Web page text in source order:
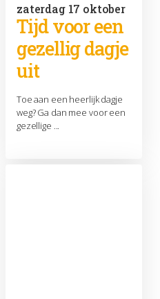
zaterdag 17 oktober
Tijd voor een
gezellig dagje
uit
Toe aan een heerlijk dagje
weg? Ga dan mee voor een
gezellige ...